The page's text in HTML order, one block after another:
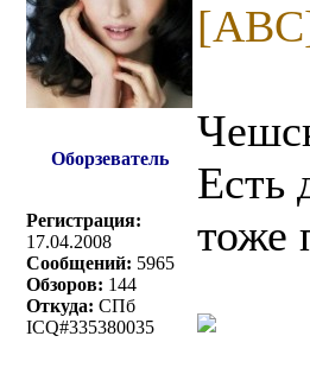
Оборзеватель
Регистрация:
17.04.2008
Сообщений: 5965
Обзоров: 144
Откуда: СПб
ICQ#335380035
Есть
тоже